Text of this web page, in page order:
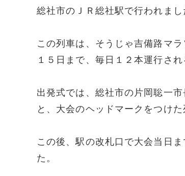
総社市のＪＲ総社駅で行われまし
この列車は、そうじゃ吉備路マ
１５日まで、毎日１２本運行され
出発式では、総社市の片岡聡一
と、大会のヘッドマークをつけ
この後、駅の改札口で大会当日
た。